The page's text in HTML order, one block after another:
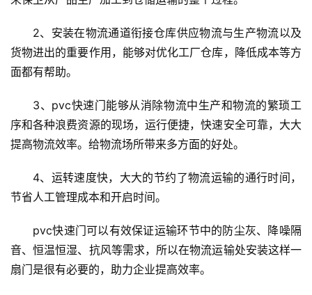
页
门
室
门
2、安装在物流通道衔接仓库供应物流与生产物流以及
货物进出的重要作用，能够对优化工厂仓库，降低成本等方
面都有帮助。
3、pvc快速门能够从消除物流中生产和物流的繁琐工
序和各种浪费资源的现场，运行便捷，快速安全可靠，大大
提高物流效率。给物流场所带来多方面的好处。
4、运转速度快，大大的节约了物流运输的通行时间，
节省人工管理成本和开启时间。
pvc快速门可以有效保证运输环节中的防尘灰、降噪隔
音、恒温恒湿、抗风等需求，所以在物流运输处安装这样一
扇门是很有必要的，助力企业提高效率。